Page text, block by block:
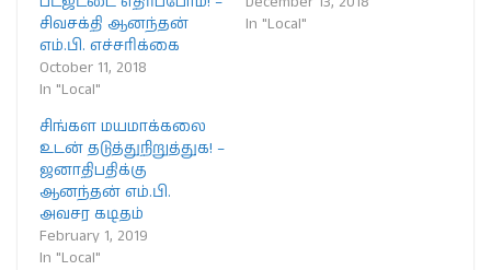
சிவசக்தி ஆனந்தன்
எம்.பி. எச்சரிக்கை
October 11, 2018
In "Local"
In "Local"
சிங்கள மயமாக்கலை
உடன் தடுத்துநிறுத்துக! –
ஜனாதிபதிக்கு
ஆனந்தன் எம்.பி.
அவசர கடிதம்
February 1, 2019
In "Local"